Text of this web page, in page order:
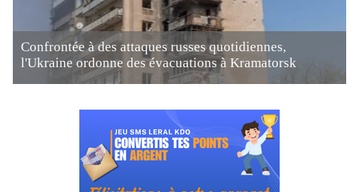
Confrontée à des attaques russes quotidiennes,
l'Ukraine ordonne des évacuations à Kramatorsk